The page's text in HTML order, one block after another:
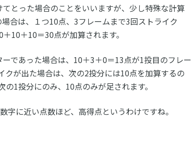
とった場合のことをいいますが、少し特殊な計算
合は、１つ10点、3フレームまで3回ストライク
10＋10＝30点が加算されます。
であった場合は、10＋3＋0＝13点が1投目のフレー
クが出た場合は、次の2投分には10点を加算するの
1投分にのみ、10点のみが足されます。
字に近い点数ほど、高得点というわけですね。